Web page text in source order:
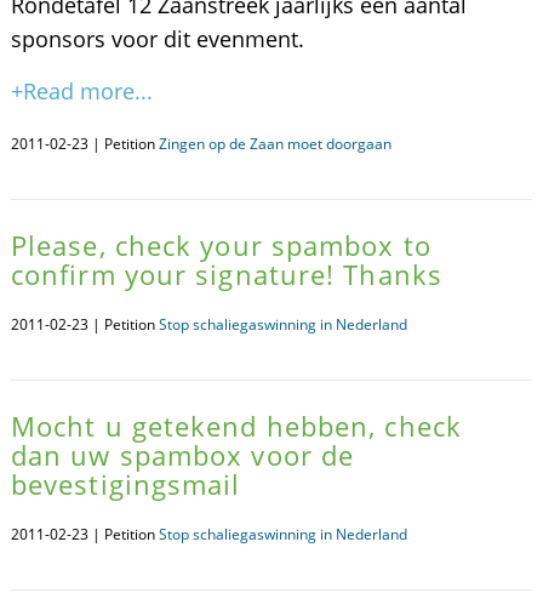
sponsors voor dit evenment.
+Read more...
2011-02-23 | PetitionZingen op de Zaan moet doorgaan
Please, check your spambox to
confirm your signature! Thanks
2011-02-23 | PetitionStop schaliegaswinning in Nederland
Mocht u getekend hebben, check
dan uw spambox voor de
bevestigingsmail
2011-02-23 | PetitionStop schaliegaswinning in Nederland